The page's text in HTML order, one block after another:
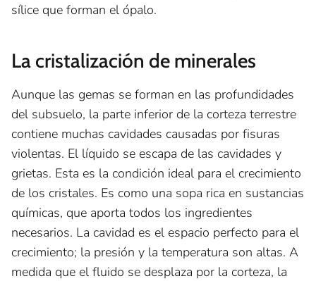
sílice que forman el ópalo.
La cristalización de minerales
Aunque las gemas se forman en las profundidades
del subsuelo, la parte inferior de la corteza terrestre
contiene muchas cavidades causadas por fisuras
violentas. El líquido se escapa de las cavidades y
grietas. Esta es la condición ideal para el crecimiento
de los cristales. Es como una sopa rica en sustancias
químicas, que aporta todos los ingredientes
necesarios. La cavidad es el espacio perfecto para el
crecimiento; la presión y la temperatura son altas. A
medida que el fluido se desplaza por la corteza, la